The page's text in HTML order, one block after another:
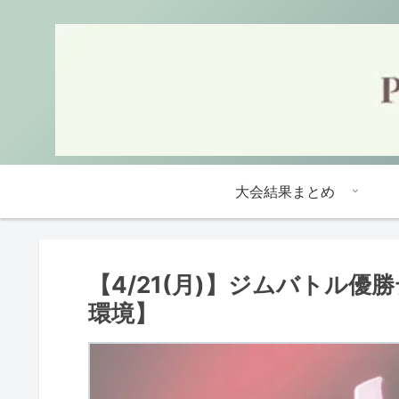
大会結果まとめ
【4/21(月)】ジムバトル優
環境】